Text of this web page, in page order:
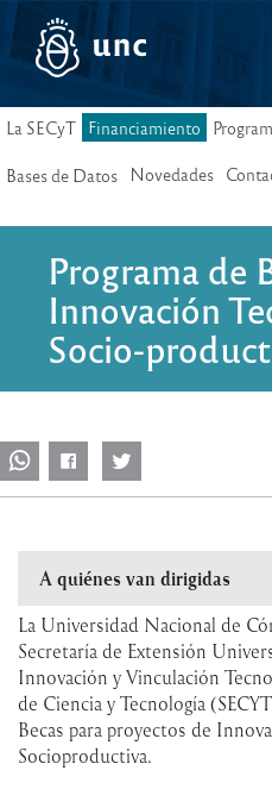
Pasar
contenido
La SECyT Financiamiento
Bases de Datos Novedades
Programa de
Innovación
Socio-
A quiénes van dirigidas
La Universidad Nacional de
Secretaría de Extensión
Innovación y Vinculación
de Ciencia y Tecnología
Becas para proyectos de
Socioproductiva.